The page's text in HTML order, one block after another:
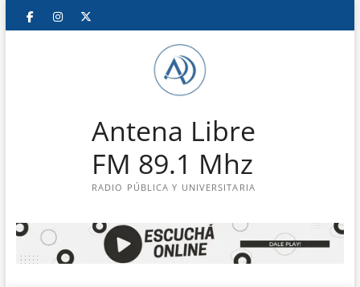
Saltar
FacebookInstagram
Antena Libre
FM 89.1 Mhz
RADIO PÚBLICA Y UNIVERSITARIA